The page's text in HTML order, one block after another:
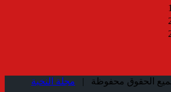
مجلة النخبة